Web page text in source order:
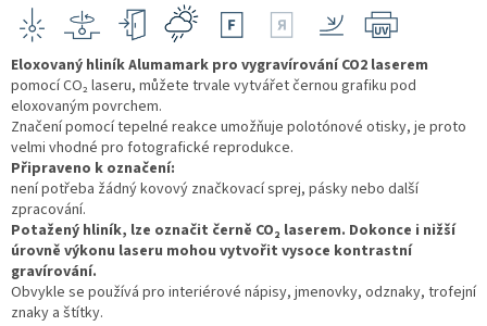
Eloxovaný hliník Alumamark pro vygravírování CO2 laserem
pomocí CO₂ laseru, můžete trvale vytvářet černou grafiku pod
eloxovaným povrchem.
Značení pomocí tepelné reakce umožňuje polotónové otisky, je proto
velmi vhodné pro fotografické reprodukce.
Připraveno k označení:
není potřeba žádný kovový značkovací sprej, pásky nebo další
zpracování.
Potažený hliník, lze označit černě CO₂ laserem. Dokonce i nižší
úrovně výkonu laseru mohou vytvořit vysoce kontrastní
gravírování.
Obvykle se používá pro interiérové ​​nápisy, jmenovky, odznaky, trofejní
znaky a štítky.